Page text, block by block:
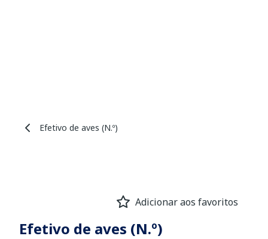
Efetivo de aves (N.º)
Adicionar aos favoritos
Efetivo de aves (N.º)